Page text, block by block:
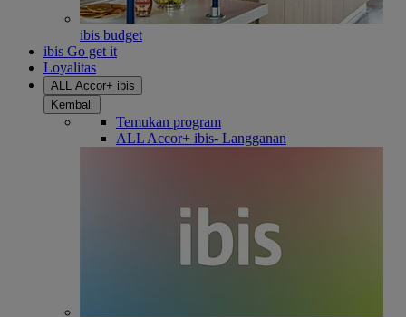
ibis budget
ibis Go get it
Loyalitas
ALL Accor+ ibis
Kembali
Temukan program
ALL Accor+ ibis- Langganan